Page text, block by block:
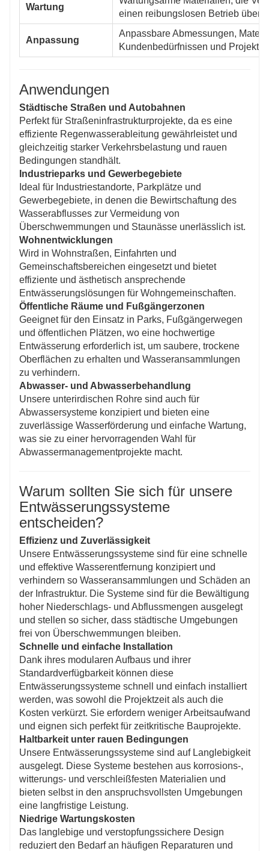
Wartung
einen reibungslosen Betrieb über
Anpassung
Anpassbare Abmessungen,
Kundenbedürfnissen und
Anwendungen
Städtische Straßen und Autobahnen
Perfekt für Straßeninfrastrukturprojekte, da es eine
effiziente Regenwasserableitung gewährleistet und
gleichzeitig starker Verkehrsbelastung und rauen
Bedingungen standhält.
Industrieparks und Gewerbegebiete
Ideal für Industriestandorte, Parkplätze und
Gewerbegebiete, in denen die Bewirtschaftung des
Wasserabflusses zur Vermeidung von
Überschwemmungen und Staunässe unerlässlich ist.
Wohnentwicklungen
Wird in Wohnstraßen, Einfahrten und
Gemeinschaftsbereichen eingesetzt und bietet
effiziente und ästhetisch ansprechende
Entwässerungslösungen für Wohngemeinschaften.
Öffentliche Räume und Fußgängerzonen
Geeignet für den Einsatz in Parks, Fußgängerwegen
und öffentlichen Plätzen, wo eine hochwertige
Entwässerung erforderlich ist, um saubere, trockene
Oberflächen zu erhalten und Wasseransammlungen
zu verhindern.
Abwasser- und Abwasserbehandlung
Unsere unterirdischen Rohre sind auch für
Abwassersysteme konzipiert und bieten eine
zuverlässige Wasserförderung und einfache Wartung,
was sie zu einer hervorragenden Wahl für
Abwassermanagementprojekte macht.
Warum sollten Sie sich für unsere
Entwässerungssysteme
entscheiden?
Effizienz und Zuverlässigkeit
Unsere Entwässerungssysteme sind für eine schnelle
und effektive Wasserentfernung konzipiert und
verhindern so Wasseransammlungen und Schäden an
der Infrastruktur. Die Systeme sind für die Bewältigung
hoher Niederschlags- und Abflussmengen ausgelegt
und stellen so sicher, dass städtische Umgebungen
frei von Überschwemmungen bleiben.
Schnelle und einfache Installation
Dank ihres modularen Aufbaus und ihrer
Standardverfügbarkeit können diese
Entwässerungssysteme schnell und einfach installiert
werden, was sowohl die Projektzeit als auch die
Kosten verkürzt. Sie erfordern weniger Arbeitsaufwand
und eignen sich perfekt für zeitkritische Bauprojekte.
Haltbarkeit unter rauen Bedingungen
Unsere Entwässerungssysteme sind auf Langlebigkeit
ausgelegt. Diese Systeme bestehen aus korrosions-,
witterungs- und verschleißfesten Materialien und
bieten selbst in den anspruchsvollsten Umgebungen
eine langfristige Leistung.
Niedrige Wartungskosten
Das langlebige und verstopfungssichere Design
reduziert den Bedarf an häufigen Reparaturen und